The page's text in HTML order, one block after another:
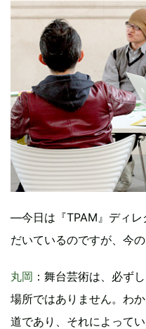
―今日は『TPAM』ディレ
だいているのですが、今
丸岡 ：舞台芸術は、必ず
場所ではありません。わ
道であり、それによって